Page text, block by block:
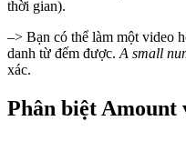
thời gian).
–> Bạn có thể làm một video
danh từ đếm được. A small
xác.
Phân biệt Amount